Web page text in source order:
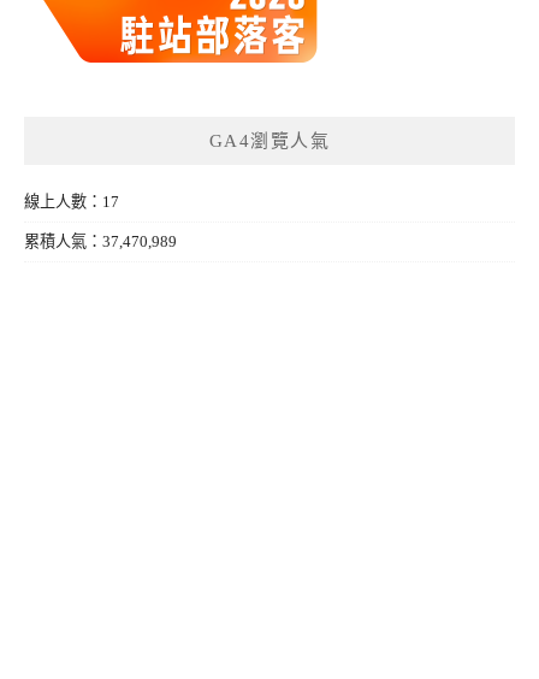
GA4瀏覽人氣
線上人數：17
累積人氣：37,470,989